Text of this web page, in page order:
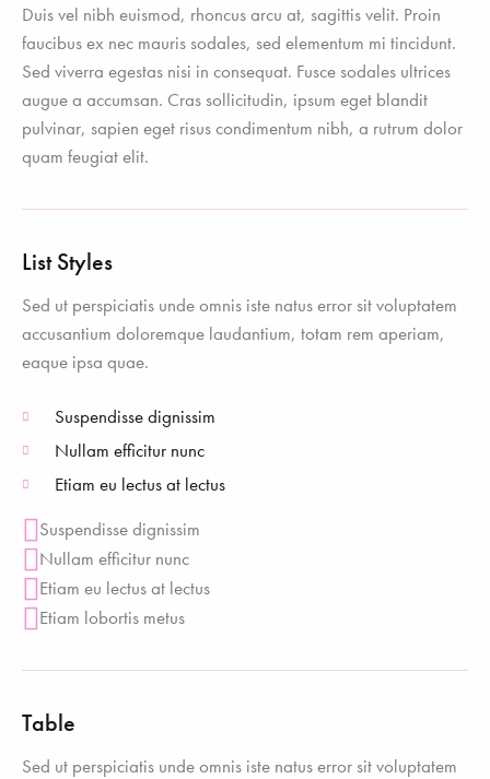
Duis vel nibh euismod, rhoncus arcu at, sagittis velit. Proin
faucibus ex nec mauris sodales, sed elementum mi tincidunt.
Sed viverra egestas nisi in consequat. Fusce sodales ultrices
augue a accumsan. Cras sollicitudin, ipsum eget blandit
pulvinar, sapien eget risus condimentum nibh, a rutrum dolor
quam feugiat elit.
List Styles
Sed ut perspiciatis unde omnis iste natus error sit voluptatem
accusantium doloremque laudantium, totam rem aperiam,
eaque ipsa quae.
Suspendisse dignissim
Nullam efficitur nunc
Etiam eu lectus at lectus
Suspendisse dignissim
Nullam efficitur nunc
Etiam eu lectus at lectus
Etiam lobortis metus
Table
Sed ut perspiciatis unde omnis iste natus error sit voluptatem